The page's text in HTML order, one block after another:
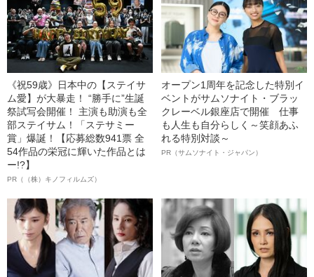
《祝59歳》日本中の【ステイサ
ム愛】が大暴走！ “勝手に”生誕
祭試写会開催！ 主演も助演も全
部ステイサム！「ステサミー
賞」爆誕！【応募総数941票 全
54作品の栄冠に輝いた作品とは
ー!?】
PR（（株）キノフィルムズ）
オープン1周年を記念した特別イ
ベントがサムソナイト・ブラッ
クレーベル銀座店で開催 仕事
も人生も自分らしく～笑顔あふ
れる特別対談～
PR（サムソナイト・ジャパン）